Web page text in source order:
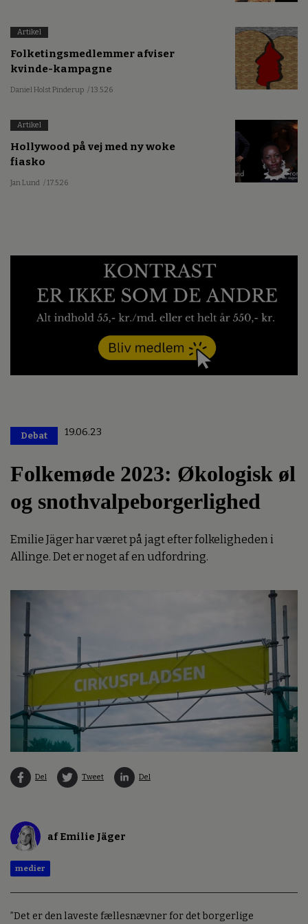
Artikel
Folketingsmedlemmer afviser
kvinde-kampagne
Daniel Holst Pinderup / 13.5.26
Artikel
Hollywood på vej med ny woke
fiasko
Jan Lund / 17.5.26
Debat 19.06.23
Folkemøde 2023: Økologisk øl
og snothvalpeborgerlighed
Emilie Jäger har været på jagt efter folkeligheden i
Allinge. Det er noget af en udfordring.
Del Tweet Del
af Emilie Jäger
medier
”Det er den laveste fællesnævner for det borgerlige